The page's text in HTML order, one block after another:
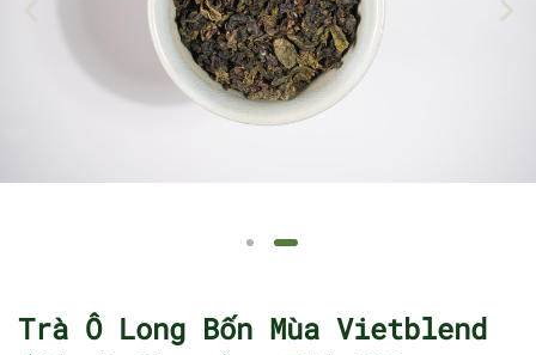
Trà Ô Long Bốn Mùa Vietblend